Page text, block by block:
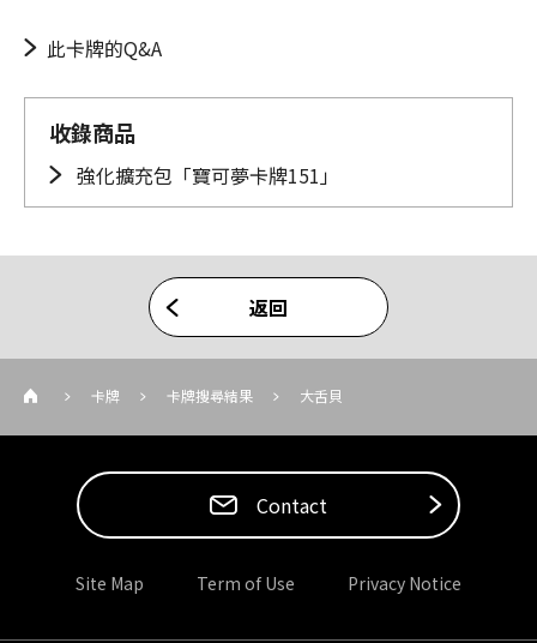
此卡牌的Q&A
收錄商品
強化擴充包「寶可夢卡牌151」
返回
卡牌 卡牌搜尋結果 大舌貝
Contact
Site Map Term of Use Privacy Notice